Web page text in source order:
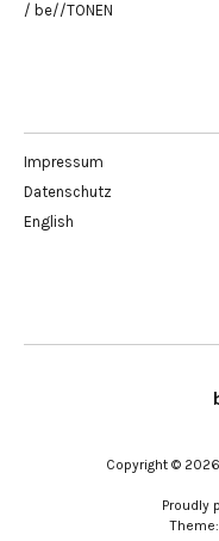
/ be//TONEN
Impressum
Datenschutz
English
Copyright © 2026
Proudly